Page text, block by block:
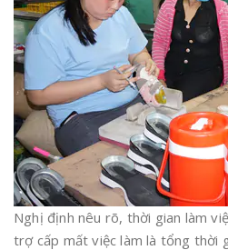
Nghị định nêu rõ, thời gian làm
trợ cấp mất việc làm là tổng thời